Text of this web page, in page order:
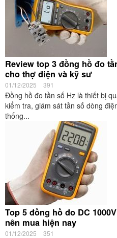
Review top 3 đồng hồ đo
cho thợ điện và kỹ sư
01/12/2025 391
Đồng hồ đo tần số Hz là thiết bị
kiểm tra, giám sát tần số dòng
thống...
Top 5 đồng hồ đo DC
nên mua hiện nay
01/12/2025 351